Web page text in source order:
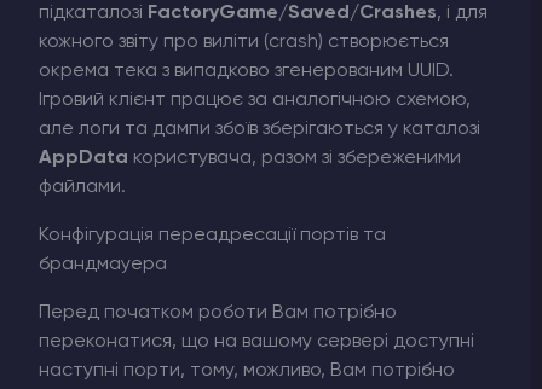
підкаталозі FactoryGame/Saved/Crashes, і для
кожного звіту про виліти (crash) створюється
окрема тека з випадково згенерованим UUID.
Ігровий клієнт працює за аналогічною схемою,
але логи та дампи збоїв зберігаються у каталозі
AppData користувача, разом зі збереженими
файлами.
Конфігурація переадресації портів та
брандмауера
Перед початком роботи Вам потрібно
переконатися, що на вашому сервері доступні
наступні порти, тому, можливо, Вам потрібно